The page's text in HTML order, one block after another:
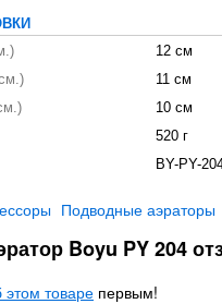
12 см
11 см
10 см
520 г
BY-PY-
Подводные аэраторы
Boyu PY 204
этом товаре первым!